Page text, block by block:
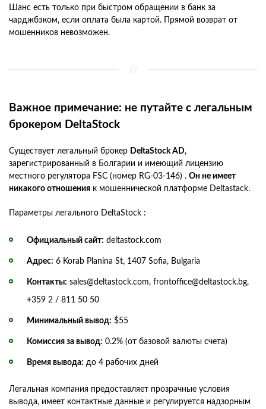
Шанс есть только при быстром обращении в банк за
чарджбэком, если оплата была картой. Прямой возврат от
мошенников невозможен.
Важное примечание: не путайте с легальным
брокером DeltaStock
Существует легальный брокер DeltaStock AD,
зарегистрированный в Болгарии и имеющий лицензию
местного регулятора FSC (номер RG-03-146) . Он не имеет
никакого отношения к мошеннической платформе Deltastack.
Параметры легального DeltaStock :
Официальный сайт: deltastock.com
Адрес: 6 Korab Planina St, 1407 Sofia, Bulgaria
Контакты: sales@deltastock.com, frontoffice@deltastock.bg,
+359 2 / 811 50 50
Минимальный вывод: $55
Комиссия за вывод: 0.2% (от базовой валюты счета)
Время вывода: до 4 рабочих дней
Легальная компания предоставляет прозрачные условия
вывода, имеет контактные данные и регулируется надзорным